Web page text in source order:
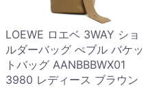
LOEWE ロエベ 3WAY ショ
ルダーバッグ ぺブル バケッ
トバッグ AANBBBWX01
3980 レディース ブラウン